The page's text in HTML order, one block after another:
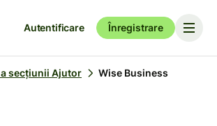
Autentificare Înregistrare
secțiunii Ajutor Wise Business